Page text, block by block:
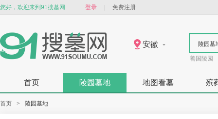
您好，欢迎来到91搜墓网 登录 免费注册
安徽 陵园墓
善国陵园
首页 陵园墓地 地图看墓 殡
首页 > 陵园墓地